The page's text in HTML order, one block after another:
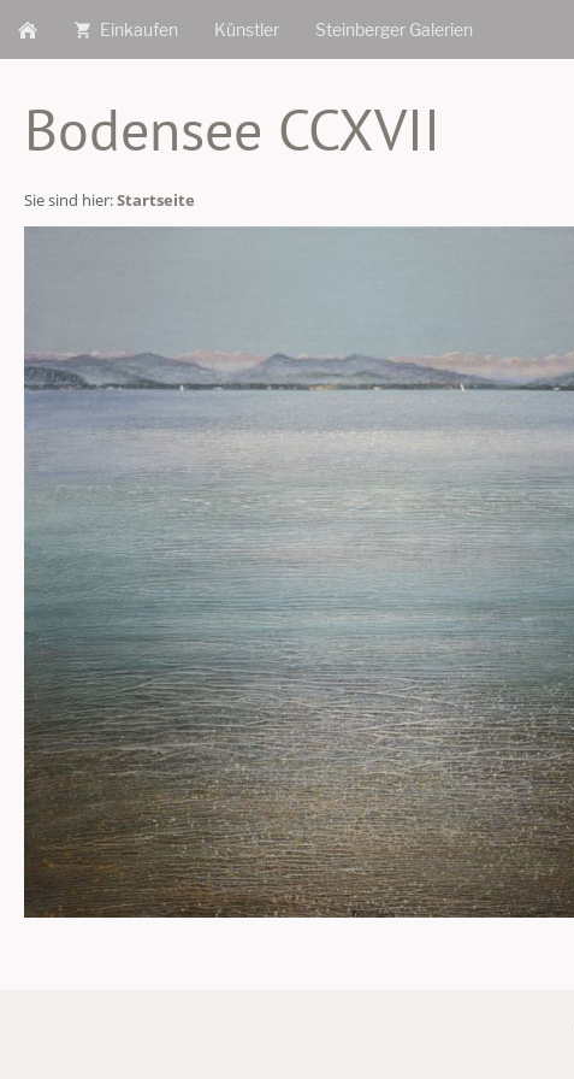
Einkaufen Künstler Steinberger Galerien
Bodensee CCXVII
Sie sind hier:Startseite